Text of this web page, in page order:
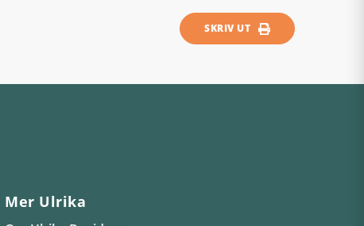
SKRIV UT
Mer Ulrika